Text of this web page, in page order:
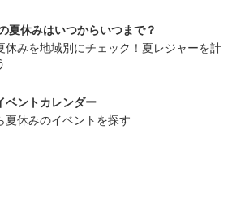
夏休みはいつからいつまで？
休みを地域別にチェック！夏レジャーを計
ベントカレンダー
夏休みのイベントを探す